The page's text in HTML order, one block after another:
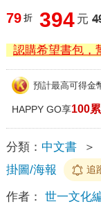
79 折 394 元
認購希望書包，
預計最高可得金
HAPPY GO享100
分類： 中文書 ＞
掛圖/海報
追
作者： 世一文化